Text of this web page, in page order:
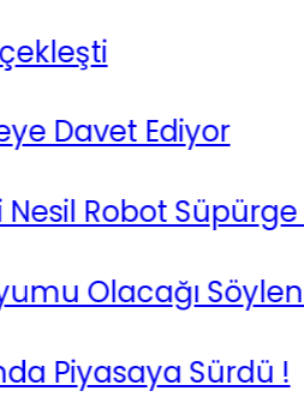
Ediyor
Robot Süpürge !
Olacağı
Sürdü !